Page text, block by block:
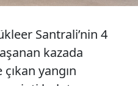
Santrali’nin 4
kazada
yangın